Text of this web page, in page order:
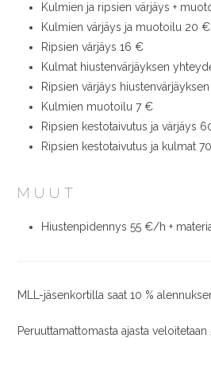
Kulmien ja ripsien värjäys +
Kulmien värjäys ja muotoilu 20 €
Ripsien värjäys 16 €
Kulmat hiustenvärjäyksen
Ripsien värjäys
Kulmien muotoilu 7 €
Ripsien kestotaivutus ja värjäys
Ripsien kestotaivutus ja kulmat
MUUT
Hiustenpidennys 55 €/h +
MLL-jäsenkortilla saat 10 %
Peruuttamattomasta ajasta veloitetaan